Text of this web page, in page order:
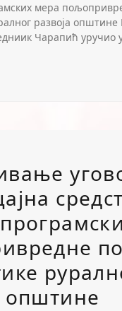
мера
развоја
Чарапић уручио
општине